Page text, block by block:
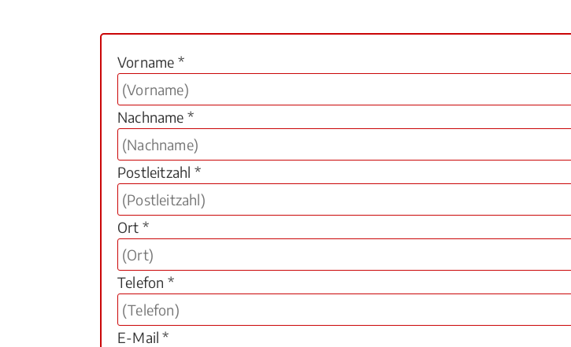
Vorname *
Nachname *
Postleitzahl *
Ort *
Telefon *
E-Mail *